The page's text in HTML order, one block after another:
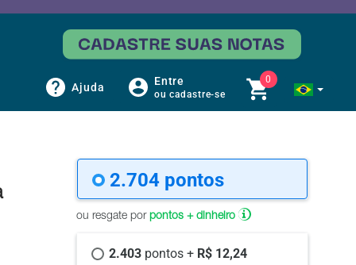
Ajuda Entre
ou cadastre-se
0
2.704 pontos
ou resgate por pontos + dinheiro
2.403 pontos + R$ 12,24